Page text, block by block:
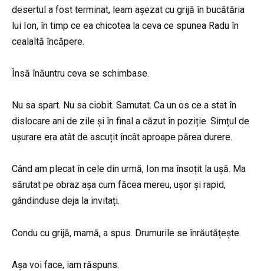
desertul a fost terminat, leam așezat cu grijă în bucătăria
lui Ion, în timp ce ea chicotea la ceva ce spunea Radu în
cealaltă încăpere.
Însă înăuntru ceva se schimbase.
Nu sa spart. Nu sa ciobit. Samutat. Ca un os ce a stat în
dislocare ani de zile și în final a căzut în poziție. Simțul de
ușurare era atât de ascuțit încât aproape părea durere.
Când am plecat în cele din urmă, Ion ma însoțit la ușă. Ma
sărutat pe obraz așa cum făcea mereu, ușor și rapid,
gândinduse deja la invitați.
Condu cu grijă, mamă, a spus. Drumurile se înrăutățește.
Așa voi face, iam răspuns.